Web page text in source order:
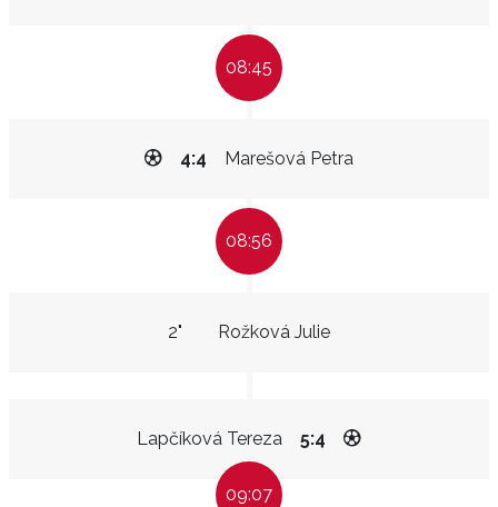
08:45
Marešová Petra
4:4
08:56
Rožková Julie
2"
Lapčíková Tereza 5:4
09:07